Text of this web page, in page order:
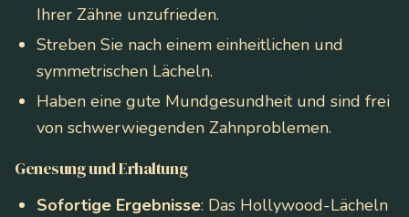
Ihrer Zähne unzufrieden.
Streben Sie nach einem einheitlichen und
symmetrischen Lächeln.
Haben eine gute Mundgesundheit und sind frei
von schwerwiegenden Zahnproblemen.
Genesung und Erhaltung
Sofortige Ergebnisse: Das Hollywood-Lächeln